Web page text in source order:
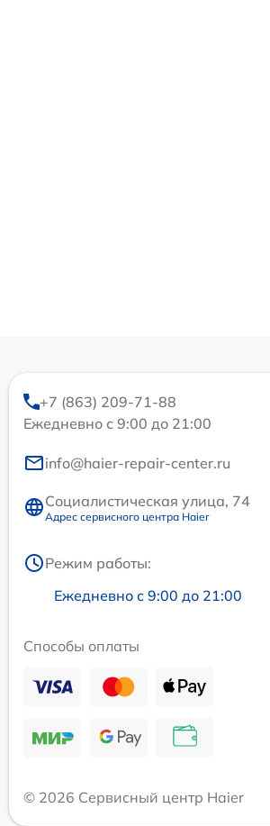
+7 (863) 209-71-88
Ежедневно с 9:00 до 21:00
info@haier-repair-center.ru
Социалистическая улица, 74
Адрес сервисного центра Haier
Режим работы:
Ежедневно с 9:00 до 21:00
Способы оплаты
© 2026 Сервисный центр Haier